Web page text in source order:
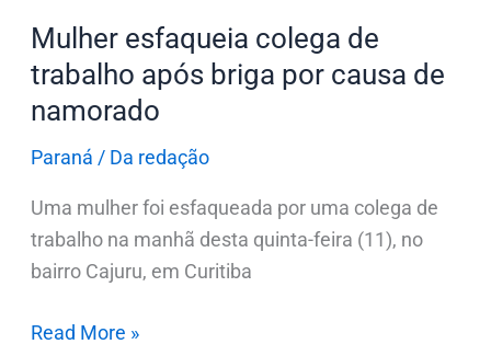
Mulher esfaqueia colega de
trabalho após briga por causa de
namorado
Paraná / Da redação
Uma mulher foi esfaqueada por uma colega de
trabalho na manhã desta quinta-feira (11), no
bairro Cajuru, em Curitiba
de
namorado
Read More »